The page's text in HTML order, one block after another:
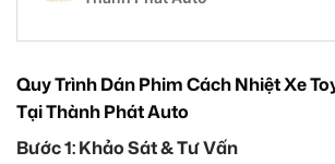
Quy Trình Dán Phim Cách Nhiệt Xe
Tại Thành Phát Auto
Bước 1: Khảo Sát & Tư Vấn